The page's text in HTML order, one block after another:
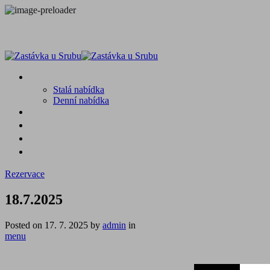
Stalá nabídka
Denní nabídka
Rezervace
18.7.2025
Posted on 17. 7. 2025 by admin in
menu